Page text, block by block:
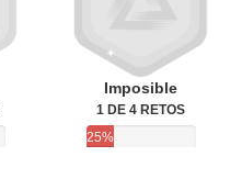
Imposible
1 DE 4 RETOS
25%